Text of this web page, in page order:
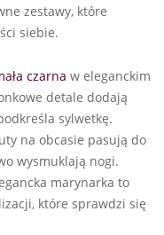
zestawy, które
siebie.
czarna w eleganckim
detale dodają
sylwetkę.
na obcasie pasują do
wysmuklają nogi.
marynarka to
które sprawdzi się